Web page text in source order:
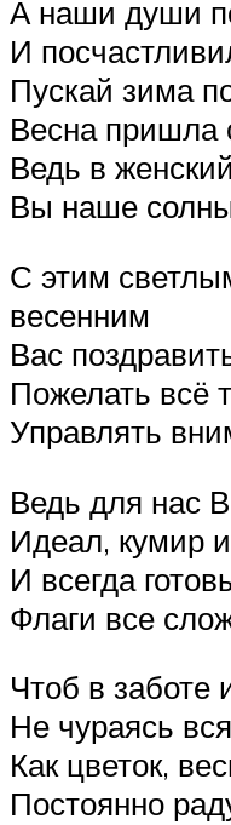
А наши души
И
Пускай зима
Весна пришла
Ведь в
Вы наше
С этим
весенним
Вас
Пожелать всё
Управлять
Ведь для нас
Идеал, кумир
И всегда
Флаги все
Чтоб в заботе
Не чураясь
Как цветок,
Постоянно